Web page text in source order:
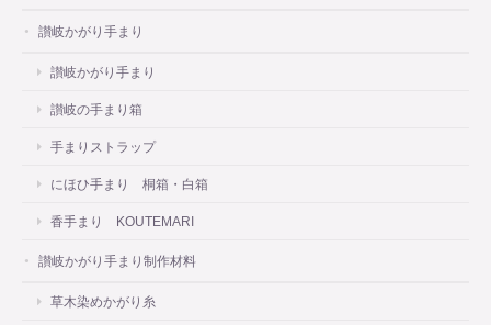
讃岐かがり手まり
讃岐かがり手まり
讃岐の手まり箱
手まりストラップ
にほひ手まり 桐箱・白箱
香手まり KOUTEMARI
讃岐かがり手まり制作材料
草木染めかがり糸